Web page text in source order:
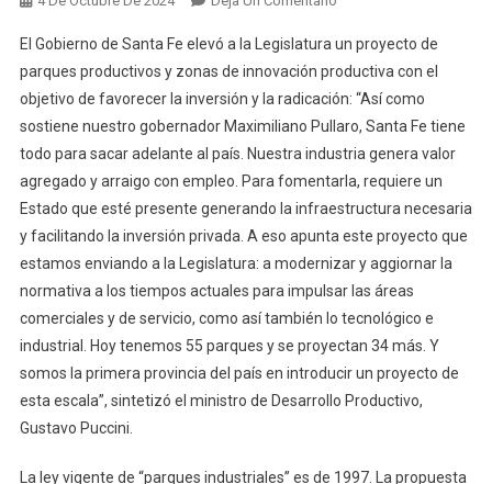
Fe
A
La
Vanguardia:
Los
Parques
Industriales
Productivos
El Gobierno de Santa Fe elevó a la Legislatura un proyecto de
parques productivos y zonas de innovación productiva con el
objetivo de favorecer la inversión y la radicación: “Así como
sostiene nuestro gobernador Maximiliano Pullaro, Santa Fe tiene
todo para sacar adelante al país. Nuestra industria genera valor
agregado y arraigo con empleo. Para fomentarla, requiere un
Estado que esté presente generando la infraestructura necesaria
y facilitando la inversión privada. A eso apunta este proyecto que
estamos enviando a la Legislatura: a modernizar y aggiornar la
normativa a los tiempos actuales para impulsar las áreas
comerciales y de servicio, como así también lo tecnológico e
industrial. Hoy tenemos 55 parques y se proyectan 34 más. Y
somos la primera provincia del país en introducir un proyecto de
esta escala”, sintetizó el ministro de Desarrollo Productivo,
Gustavo Puccini.
La ley vigente de “parques industriales” es de 1997. La propuesta